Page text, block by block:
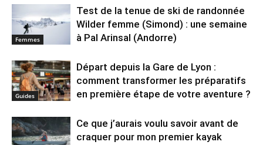
Femmes
Test de la tenue de ski de randonnée
Wilder femme (Simond) : une semaine
à Pal Arinsal (Andorre)
Guides
Départ depuis la Gare de Lyon :
comment transformer les préparatifs
en pre⁠mière étape de votre aventure ?
Ce que j’aurais voulu savoir avant de
craquer pour mon premier kayak